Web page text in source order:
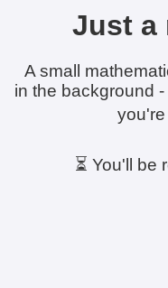
Just a
A small
in the background
you're
⏳ You'll be